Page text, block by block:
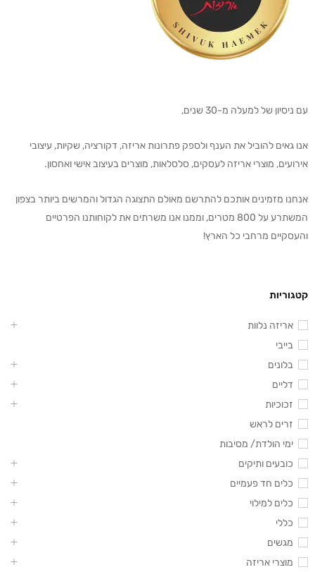
עם ניסיון של למעלה מ-30 שנים,
אנו גאים להוביל את הענף ולספק פתרונות אריזה, דקורציה, שקיות, עיצובי
אירועים, מוצרי אריזה לעסקים, סלסלאות, מוצרים בעיצוב אישי ואחסון.
אנחנו מזמינים אותכם להתרשם מאולם התצוגה הגדול והמרשים ביותר בצפון
המשתרע על 800 מטרים, וממנו אנו משרתים את לקוחותנו הפרטיים
והעסקיים מרחבי כל הארץ!
קטגוריות
אריזה נלוות
בייבי
בלונים
דליים
זכוכיות
זרים לראש
ימי הולדת/ מסיבות
כובעים ותיקים
כלים חד פעמיים
כלים למילוי
כללי
מגשים
מוצרי אריזה